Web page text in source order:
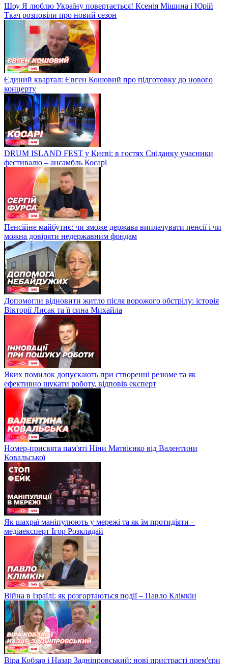
Шоу Я люблю Україну повертається! Ксенія Мішина і Юрій
Ткач розповіли про новий сезон
Єдиний квартал: Євген Кошовий про підготовку до нового
концерту
DRUM ISLAND FEST у Києві: в гостях Сніданку учасники
фестивалю – ансамбль Косарі
Пенсійне майбутнє: чи зможе держава виплачувати пенсії і чи
можна довіряти недержавним фондам
Допомогли відновити житло після ворожого обстрілу: історія
Вікторії Лисак та її сина Михайла
Яких помилок допускають при створенні резюме та як
ефективно шукати роботу, відповів експерт
Номер-присвята пам'яті Ніни Матвієнко від Валентини
Ковальської
Як шахраї маніпулюють у мережі та як їм протидіяти –
медіаексперт Ігор Розкладай
Війна в Ізраїлі: як розгортаються події – Павло Клімкін
Віра Кобзар і Назар Задніпровський: нові пристрасті прем'єри